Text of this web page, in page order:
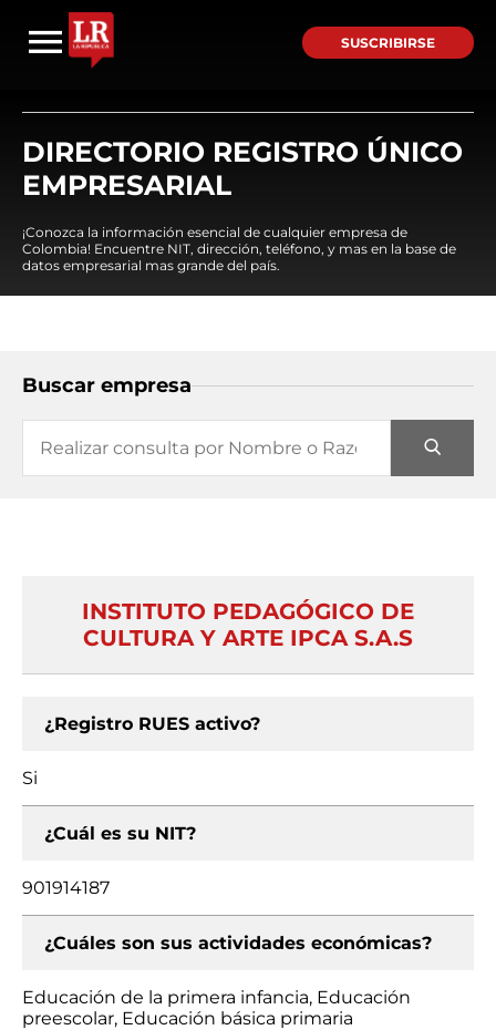
SUSCRIBIRSE
DIRECTORIO REGISTRO ÚNICO
EMPRESARIAL
¡Conozca la información esencial de cualquier empresa de
Colombia! Encuentre NIT, dirección, teléfono, y mas en la base de
datos empresarial mas grande del país.
Buscar empresa
INSTITUTO PEDAGÓGICO DE
CULTURA Y ARTE IPCA S.A.S
¿Registro RUES activo?
Si
¿Cuál es su NIT?
901914187
¿Cuáles son sus actividades económicas?
Educación de la primera infancia, Educación
preescolar, Educación básica primaria